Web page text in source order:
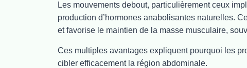
Les mouvements debout, particulièrement ceux
production d’hormones anabolisantes naturelles.
et favorise le maintien de la masse musculaire,
Ces multiples avantages expliquent pourquoi les
cibler efficacement la région abdominale.